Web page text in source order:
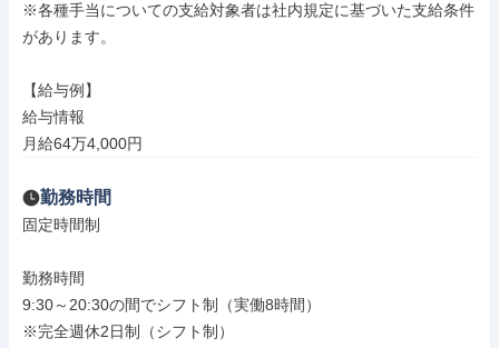
※各種手当についての支給対象者は社内規定に基づいた支給条件
があります。
【給与例】
給与情報
月給64万4,000円
勤務時間
固定時間制
勤務時間
9:30～20:30の間でシフト制（実働8時間）
※完全週休2日制（シフト制）